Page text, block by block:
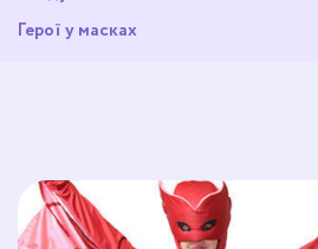
Герої у масках